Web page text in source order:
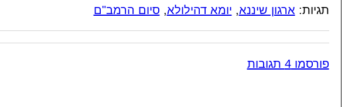
תגיות: ארגון שיננא, יומא דהילולא, סיום הרמב"ם
פורסמו 4 תגובות